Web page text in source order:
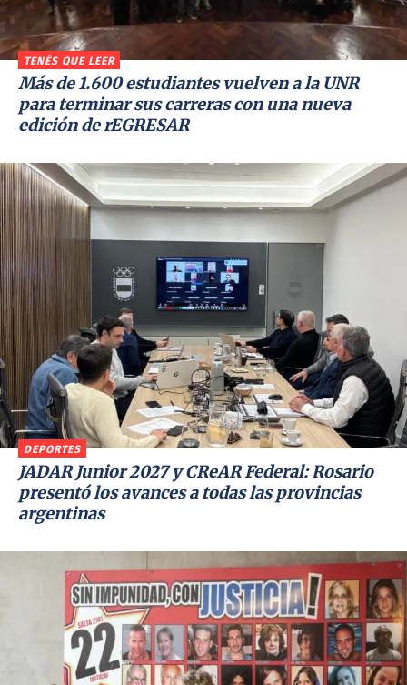
TENÉS QUE LEER
Más de 1.600 estudiantes vuelven a la UNR
para terminar sus carreras con una nueva
edición de rEGRESAR
DEPORTES
JADAR Junior 2027 y CReAR Federal: Rosario
presentó los avances a todas las provincias
argentinas